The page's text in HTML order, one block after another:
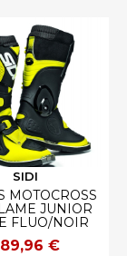
SIDI
MOTOCROSS
JUNIOR
FLUO/NOIR
€